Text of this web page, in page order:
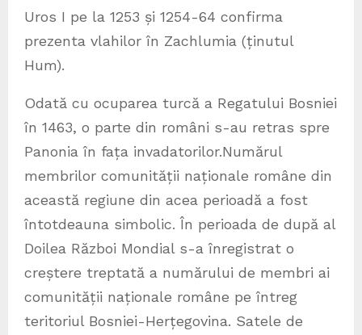
Uros I pe la 1253 și 1254-64 confirma
prezenta vlahilor în Zachlumia (ținutul
Hum).
Odată cu ocuparea turcă a Regatului Bosniei
în 1463, o parte din români s-au retras spre
Panonia în fața invadatorilor.Numărul
membrilor comunității naționale române din
această regiune din acea perioadă a fost
întotdeauna simbolic. În perioada de după al
Doilea Război Mondial s-a înregistrat o
creștere treptată a numărului de membri ai
comunității naționale române pe întreg
teritoriul Bosniei-Herțegovina. Satele de